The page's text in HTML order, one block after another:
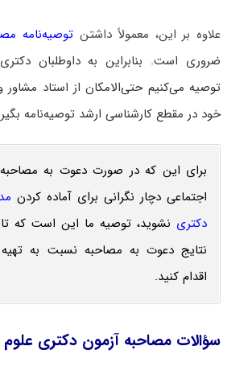
علاوه بر این، معمولاً داشتنتوصیه‌نامه
ضروری است. بنابراین به داوطلبان
توصیه می‌کنیم حتی‌الامکان از استاد مشاور
خود در مقطع کارشناسی ارشد توصیه‌نامه
برای این که در صورت دعوت به
اجتماعی دچار نگرانی برای آماده کردن
دکتری نشوید، توصیه ما این است که تا
نتایج دعوت به مصاحبه نسبت به
اقدام کنید.
سؤالات مصاحبه آزمون دکتری علوم